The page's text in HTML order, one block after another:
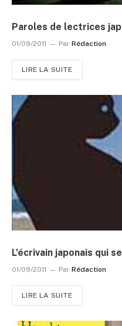
Paroles de lectrices
01/09/2011 Par Rédaction
LIRE LA SUITE
L’écrivain japonais qui
01/09/2011 Par Rédaction
LIRE LA SUITE